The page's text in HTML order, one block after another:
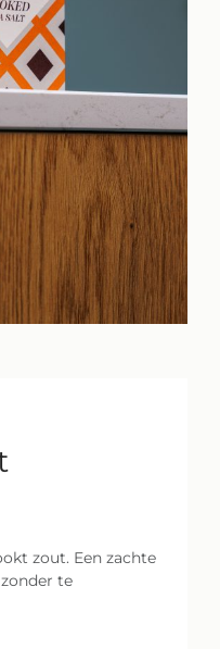
zout. Een zachte
te